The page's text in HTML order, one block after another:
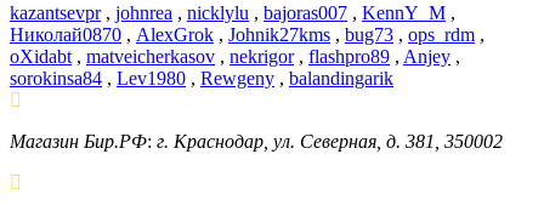
kazantsevpr, johnrea , nicklylu , bajoras007 , KennY_M ,
Николай0870 , AlexGrok , Johnik27kms , bug73 , ops_rdm ,
oXidabt , matveicherkasov , nekrigor, flashpro89 , Anjey ,
sorokinsa84 , Lev1980 , Rewgeny , balandingarik
Магазин Бир.РФ: г. Краснодар ул. Северная, д. 381 350002